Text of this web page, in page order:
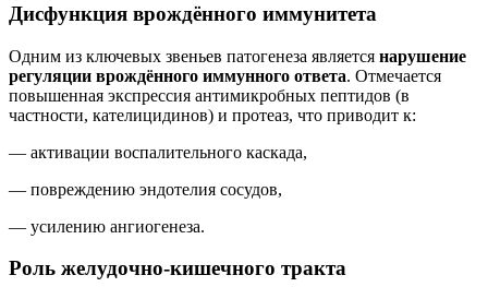
Дисфункция врождённого иммунитета
Одним из ключевых звеньев патогенеза является нарушение
регуляции врождённого иммунного ответа. Отмечается
повышенная экспрессия антимикробных пептидов (в
частности, кателицидинов) и протеаз, что приводит к:
— активации воспалительного каскада,
— повреждению эндотелия сосудов,
— усилению ангиогенеза.
Роль желудочно-кишечного тракта